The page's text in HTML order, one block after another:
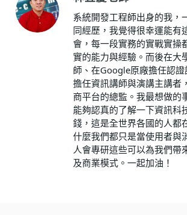
系統開發工程師出身的我，
同經歷，我覺得很幸運能有
會，每一段實務的實戰實操
實的能力與經驗。而後在大
師、在Google原廠擔任認
擔任資訊講師與演講主講者
商平台的總監。我最想做的
能夠認真的了解一下資訊科
錢，這是全世界各國的人都
什麼我們都只是當使用者與
人會專研這些可以為我們帶
及商業模式。一起加油！